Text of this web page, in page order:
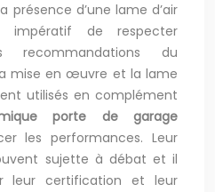
d’une lame d’air
de respecter
recommandations du
mise en œuvre et la lame
utilisés en complément
porte de garage
les performances. Leur
sujette à débat et il
leur certification et leur